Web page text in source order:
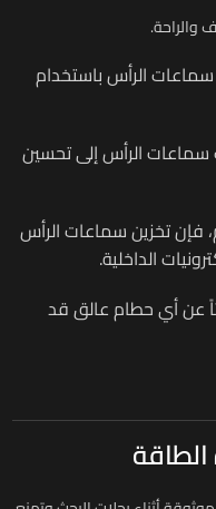
والراحة.
سماعات الرأس باستخدام
سماعات الرأس إلى تحسين
فإن تخزين سماعات الرأس
الداخلية.
عن أي حطام عالق قد
الطاقة